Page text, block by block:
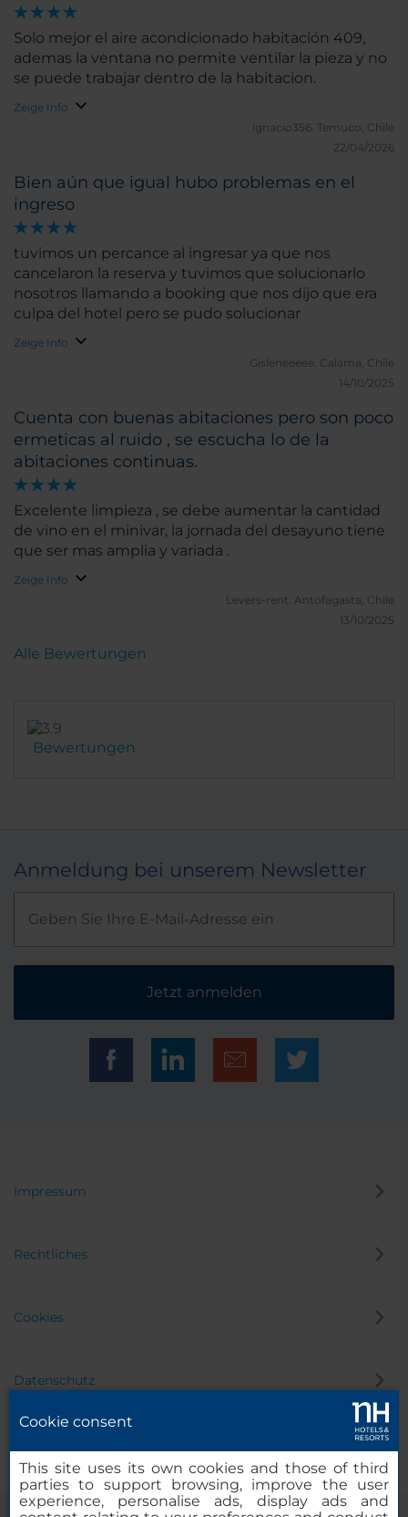
Solo mejor el aire acondicionado habitación 409,
ademas la ventana no permite ventilar la pieza y no
se puede trabajar dentro de la habitacion.
Zeige Info
ignacio356. Temuco, Chile
22/04/2026
Bien aún que igual hubo problemas en el
ingreso
tuvimos un percance al ingresar ya que nos
cancelaron la reserva y tuvimos que solucionarlo
nosotros llamando a booking que nos dijo que era
culpa del hotel pero se pudo solucionar
Zeige Info
Gisleneeeee. Calama, Chile
14/10/2025
Cuenta con buenas abitaciones pero son poco
ermeticas al ruido , se escucha lo de la
abitaciones continuas.
Excelente limpieza , se debe aumentar la cantidad
de vino en el minivar, la jornada del desayuno tiene
que ser mas amplia y variada .
Zeige Info
Levers-rent. Antofagasta, Chile
13/10/2025
Bewertungen
Alle Bewertungen
Anmeldung bei unserem Newsletter
Jetzt anmelden
Impressum
Rechtliches
Cookies
Datenschutz
Cookie consent
This site uses its own cookies and those of third
parties to support browsing, improve the user
experience, personalise ads, display ads and